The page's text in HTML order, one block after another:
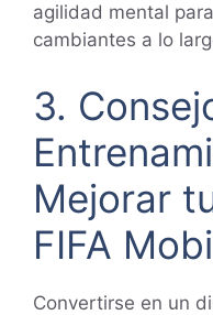
agilidad mental
cambiantes a lo
3.
Mejorar
FIFA
Convertirse en un